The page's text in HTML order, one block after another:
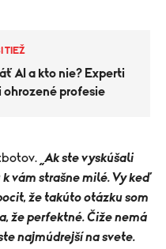
TIEŽ
AI a kto nie? Experti
ohrozené profesie
„Ak ste vyskúšali
vám strašne milé. Vy keď
že takúto otázku som
že perfektné. Čiže nemá
najmúdrejší na svete.